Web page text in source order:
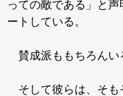
っての敵である」と
ートしている。
賛成派ももちろんい
そして彼らは、そも